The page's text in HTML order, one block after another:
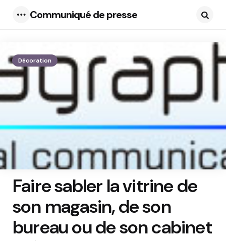
Communiqué de presse
Décoration
Faire sabler la vitrine de
son magasin, de son
bureau ou de son cabinet